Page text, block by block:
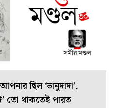
ছিল ‘ভানুদাদা’,
তো থাকতেই পারত